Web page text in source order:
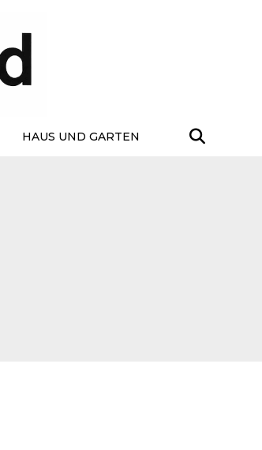
HAUS UND GARTEN